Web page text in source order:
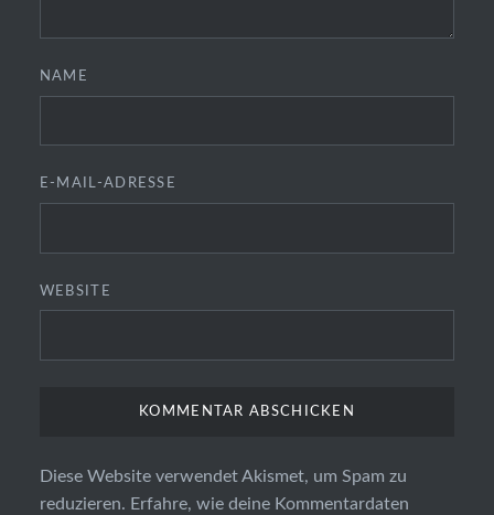
NAME
E-MAIL-ADRESSE
WEBSITE
Diese Website verwendet Akismet, um Spam zu
reduzieren. Erfahre, wie deine Kommentardaten